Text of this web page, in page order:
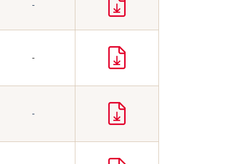
-
-
-